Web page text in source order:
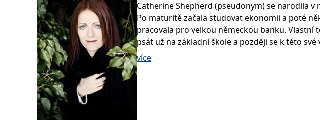
Catherine Shepherd (pseudonym) se narodila v
Po maturitě začala studovat ekonomii a poté
pracovala pro velkou německou banku. Vlastní
psát už na základní škole a později se k této své
vrátila. První detektivku vydala v dubnu 2012, brzy
více